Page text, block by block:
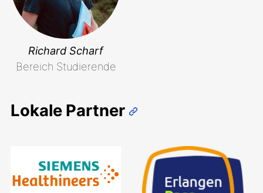
Richard Scharf
Bereich Studierende
Lokale Partner